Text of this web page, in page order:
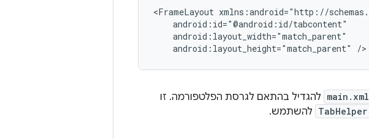
<FrameLayout
android:layout_height="match_parent"
/>
main.xml להגדיל בהתאם לגרסת הפלטפורמה. זו
TabHelper להשתמש.